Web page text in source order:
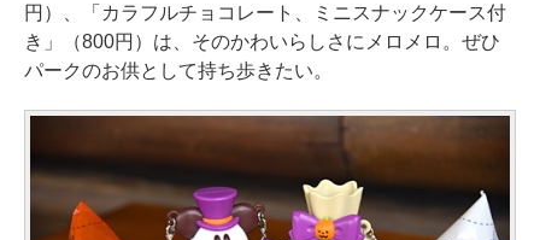
円）、「カラフルチョコレート、ミニスナックケース付
き」（800円）は、そのかわいらしさにメロメロ。ぜひ
パークのお供として持ち歩きたい。